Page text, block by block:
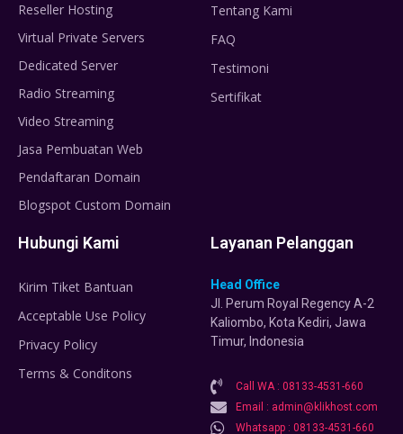
Reseller Hosting
Virtual Private Servers
Dedicated Server
Radio Streaming
Video Streaming
Jasa Pembuatan Web
Pendaftaran Domain
Blogspot Custom Domain
Tentang Kami
FAQ
Testimoni
Sertifikat
Hubungi Kami
Kirim Tiket Bantuan
Acceptable Use Policy
Privacy Policy
Terms & Conditons
Layanan Pelanggan
Head Office
Jl. Perum Royal Regency A-2
Kaliombo, Kota Kediri, Jawa
Timur, Indonesia
Call WA : 08133-4531-660
Email : admin@klikhost.com
Whatsapp : 08133-4531-660